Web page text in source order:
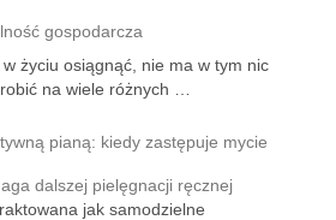
gospodarcza
życiu osiągnąć, nie ma w tym nic
na wiele różnych …
pianą: kiedy zastępuje mycie
dalszej pielęgnacji ręcznej
jak samodzielne